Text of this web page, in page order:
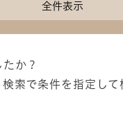
全件表示
か？
索で条件を指定して